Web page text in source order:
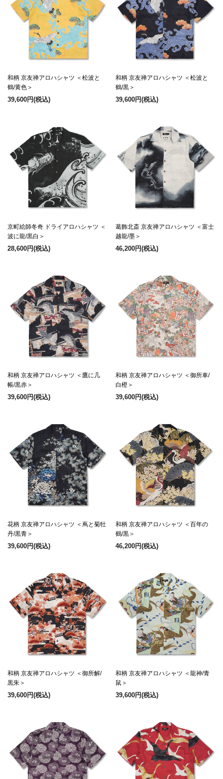
和柄 京友禅アロハシャツ ＜松波と
鶴/黄色＞
39,600円(税込)
和柄 京友禅アロハシャツ ＜松波と
鶴/黒＞
39,600円(税込)
京町絵師冬奇 ドライアロハシャツ ＜
波に龍/黒白＞
28,600円(税込)
葛飾北斎 京友禅アロハシャツ ＜富士
越龍/墨＞
46,200円(税込)
和柄 京友禅アロハシャツ ＜鷹に几
帳/黒赤＞
39,600円(税込)
和柄 京友禅アロハシャツ ＜御所車/
白橙＞
39,600円(税込)
花柄 京友禅アロハシャツ ＜蔦と菊牡
丹/黒青＞
39,600円(税込)
和柄 京友禅アロハシャツ ＜百年の
鶴/黒＞
46,200円(税込)
和柄 京友禅アロハシャツ ＜御所解/
黒朱＞
39,600円(税込)
和柄 京友禅アロハシャツ ＜龍神/青
鼠＞
39,600円(税込)